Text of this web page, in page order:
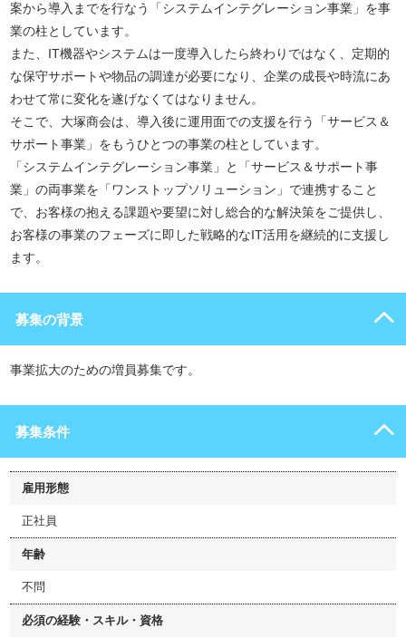
案から導入までを行なう「システムインテグレーション事業」を事
業の柱としています。
また、IT機器やシステムは一度導入したら終わりではなく、定期的
な保守サポートや物品の調達が必要になり、企業の成長や時流にあ
わせて常に変化を遂げなくてはなりません。
そこで、大塚商会は、導入後に運用面での支援を行う「サービス＆
サポート事業」をもうひとつの事業の柱としています。
「システムインテグレーション事業」と「サービス＆サポート事
業」の両事業を「ワンストップソリューション」で連携すること
で、お客様の抱える課題や要望に対し総合的な解決策をご提供し、
お客様の事業のフェーズに即した戦略的なIT活用を継続的に支援し
ます。
募集の背景
事業拡大のための増員募集です。
募集条件
雇用形態
正社員
年齢
不問
必須の経験・スキル・資格